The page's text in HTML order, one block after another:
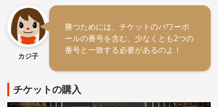
カジ子
勝つためには、チケットのパワーボ
ールの番号を含む、少なくとも2つの
番号と一致する必要があるのよ！
チケットの購入